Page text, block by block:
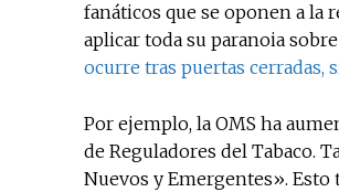
fanáticos que se oponen a la
aplicar toda su paranoia
ocurre tras puertas cerradas,
Por ejemplo, la OMS ha
de Reguladores del Tabaco.
Nuevos y Emergentes».